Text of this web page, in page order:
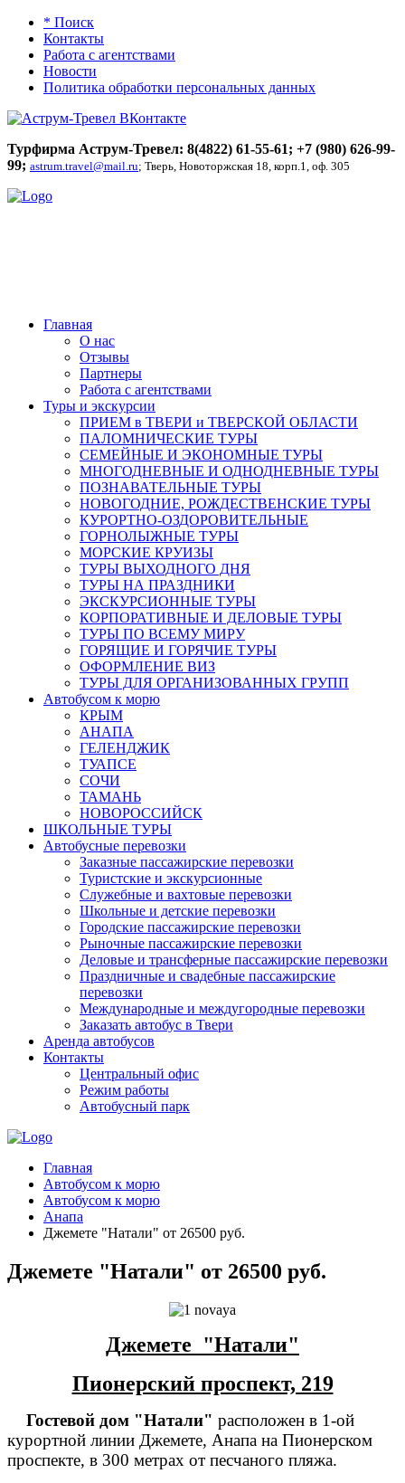
* Поиск
Контакты
Работа с агентствами
Новости
Политика обработки персональных данных
Турфирма Аструм-Тревел: 8(4822) 61-55-61; +7 (980) 626-99-
99; astrum.travel@mail.ru; Тверь, Новоторжская 18, корп.1, оф. 305
Главная
О нас
Отзывы
Партнеры
Работа с агентствами
Туры и экскурсии
ПРИЕМ в ТВЕРИ и ТВЕРСКОЙ ОБЛАСТИ
ПАЛОМНИЧЕСКИЕ ТУРЫ
СЕМЕЙНЫЕ И ЭКОНОМНЫЕ ТУРЫ
МНОГОДНЕВНЫЕ И ОДНОДНЕВНЫЕ ТУРЫ
ПОЗНАВАТЕЛЬНЫЕ ТУРЫ
НОВОГОДНИЕ, РОЖДЕСТВЕНСКИЕ ТУРЫ
КУРОРТНО-ОЗДОРОВИТЕЛЬНЫЕ
ГОРНОЛЫЖНЫЕ ТУРЫ
МОРСКИЕ КРУИЗЫ
ТУРЫ ВЫХОДНОГО ДНЯ
ТУРЫ НА ПРАЗДНИКИ
ЭКСКУРСИОННЫЕ ТУРЫ
КОРПОРАТИВНЫЕ И ДЕЛОВЫЕ ТУРЫ
ТУРЫ ПО ВСЕМУ МИРУ
ГОРЯЩИЕ И ГОРЯЧИЕ ТУРЫ
ОФОРМЛЕНИЕ ВИЗ
ТУРЫ ДЛЯ ОРГАНИЗОВАННЫХ ГРУПП
Автобусом к морю
КРЫМ
АНАПА
ГЕЛЕНДЖИК
ТУАПСЕ
СОЧИ
ТАМАНЬ
НОВОРОССИЙСК
ШКОЛЬНЫЕ ТУРЫ
Автобусные перевозки
Заказные пассажирские перевозки
Туристские и экскурсионные
Служебные и вахтовые перевозки
Школьные и детские перевозки
Городские пассажирские перевозки
Рыночные пассажирские перевозки
Деловые и трансферные пассажирские перевозки
Праздничные и свадебные пассажирские
перевозки
Международные и междугородные перевозки
Заказать автобус в Твери
Аренда автобусов
Контакты
Центральный офис
Режим работы
Автобусный парк
Главная
Автобусом к морю
Автобусом к морю
Анапа
Джемете "Натали" от 26500 руб.
Джемете "Натали" от 26500 руб.
Джемете "Натали"
Пионерский проспект, 219
Гостевой дом "Натали" расположен в 1-ой
курортной линии Джемете, Анапа на Пионерском
проспекте, в 300 метрах от песчаного пляжа.